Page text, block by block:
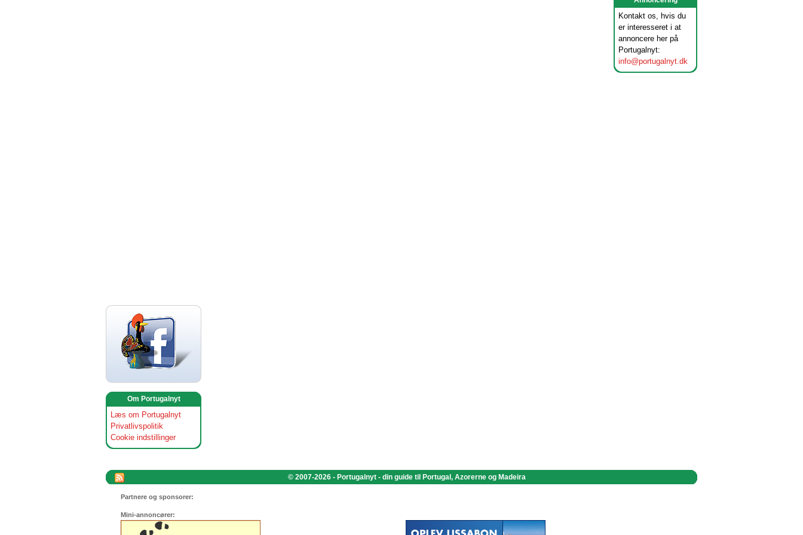
Kontakt os, hvis du
er interesseret i at
annoncere her på
Portugalnyt:
info@portugalnyt.dk
Om Portugalnyt
Læs om Portugalnyt
Privatlivspolitik
Cookie indstillinger
© 2007-2026 - Portugalnyt - din guide til Portugal, Azorerne og Madeira
Partnere og sponsorer:
Mini-annoncører: